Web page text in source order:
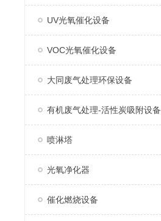
UV光氧催化设备
VOC光氧催化设备
大同废气处理环保设备
有机废气处理-活性炭吸附设备
喷淋塔
光氧净化器
催化燃烧设备